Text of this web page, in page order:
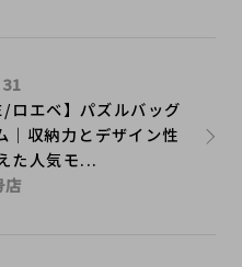
ロエベ】パズルバッグ
｜収納力とデザイン性
た人気モ...
店